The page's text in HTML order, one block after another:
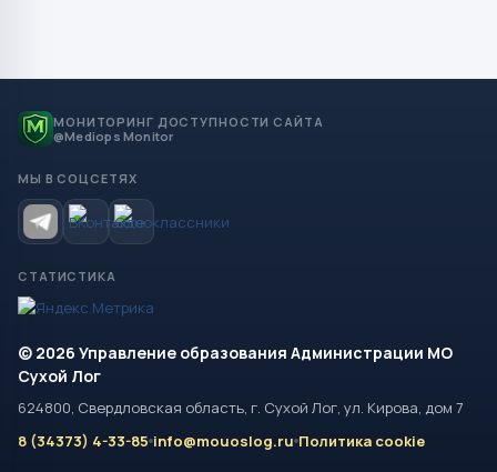
МОНИТОРИНГ ДОСТУПНОСТИ САЙТА
@Mediops Monitor
МЫ В СОЦСЕТЯХ
СТАТИСТИКА
© 2026 Управление образования Администрации МО
Сухой Лог
624800, Свердловская область, г. Сухой Лог, ул. Кирова, дом 7
8 (34373) 4-33-85 info@mouoslog.ru Политика cookie